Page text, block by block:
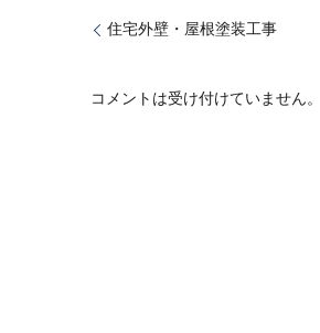
住宅外壁・屋根塗装工事
コメントは受け付けていません。